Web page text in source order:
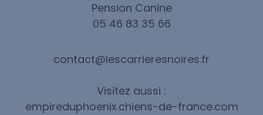
Pension Canine
05 46 83 35 66
contact@lescarrieresnoires.fr
Visitez aussi :
empireduphoenix.chiens-de-france.com